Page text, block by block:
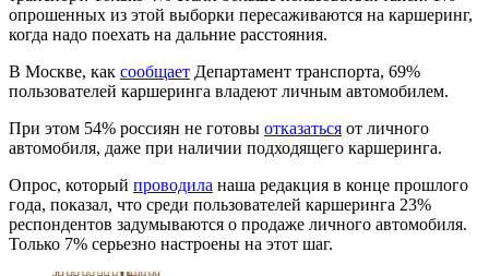
опрошенных из этой выборки пересаживаются на каршеринг,
когда надо поехать на дальние расстояния.
В Москве, как сообщает Департамент транспорта, 69%
пользователей каршеринга владеют личным автомобилем.
При этом 54% россиян не готовы отказаться от личного
автомобиля, даже при наличии подходящего каршеринга.
Опрос, который проводила наша редакция в конце прошлого
года, показал, что среди пользователей каршеринга 23%
респондентов задумываются о продаже личного автомобиля.
Только 7% серьезно настроены на этот шаг.